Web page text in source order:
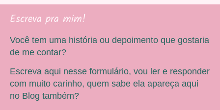
Escreva pra mim!
Você tem uma história ou depoimento que gostaria
de me contar?
Escreva aqui nesse formulário, vou ler e responder
com muito carinho, quem sabe ela apareça aqui
no Blog também?